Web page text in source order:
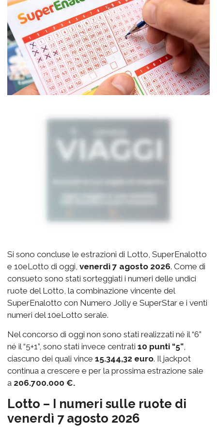
Si sono concluse le estrazioni di Lotto, SuperEnalotto
e 10eLotto di oggi, venerdì 7 agosto 2026. Come di
consueto sono stati sorteggiati i numeri delle undici
ruote del Lotto, la combinazione vincente del
SuperEnalotto con Numero Jolly e SuperStar e i venti
numeri del 10eLotto serale.
Nel concorso di oggi non sono stati realizzati né il “6”
né il “5+1”, sono stati invece centrati 10 punti “5”,
ciascuno dei quali vince 15.344,32 euro. Il jackpot
continua a crescere e per la prossima estrazione sale
a 206.700.000 €.
Lotto – I numeri sulle ruote di
venerdì 7 agosto 2026